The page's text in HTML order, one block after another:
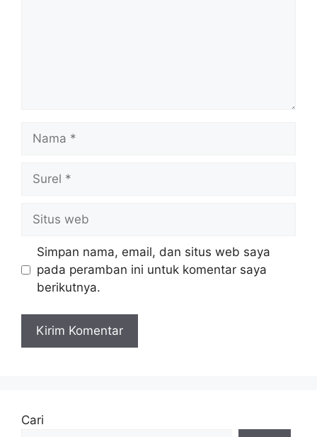
web
Simpan nama, email, dan situs web saya
pada peramban ini untuk komentar saya
berikutnya.
Cari